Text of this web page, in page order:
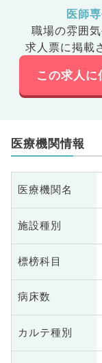
医師
職場の雰囲気
求人票に掲載
この求人に
医療機関情報
医療機関名
施設種別
標榜科目
病床数
カルテ種別